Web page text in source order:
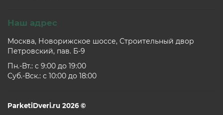
Наш адрес
Москва, Новорижское шоссе, Строительный двор
Петровский, пав. Б-9
Пн.-Вт.: c 9:00 до 19:00
Суб.-Вск.: c 10:00 до 18:00
ParketiDveri.ru 2026 ©